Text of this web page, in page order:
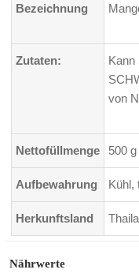
Bezeichnung
Zutaten:
Kann
von
Nettofüllmenge 500 g
Aufbewahrung Kühl,
Herkunftsland
Nährwerte